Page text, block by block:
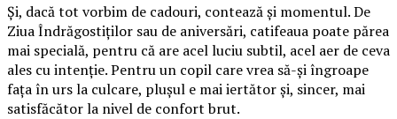
Și, dacă tot vorbim de cadouri, contează și momentul. De
Ziua Îndrăgostiților sau de aniversări, catifeaua poate părea
mai specială, pentru că are acel luciu subtil, acel aer de ceva
ales cu intenție. Pentru un copil care vrea să-și îngroape
fața în urs la culcare, plușul e mai iertător și, sincer, mai
satisfăcător la nivel de confort brut.